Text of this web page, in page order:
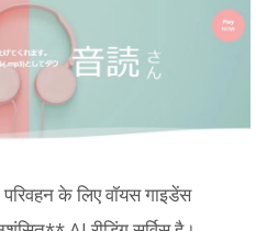
के लिए वॉयस गाइडेंस